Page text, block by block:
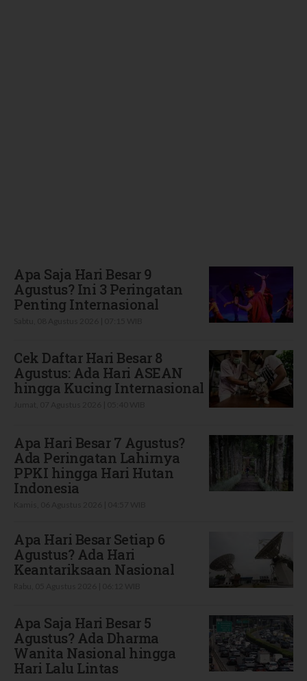
Apa Saja Hari Besar 9
Agustus? Ini 3 Peringatan
Penting Internasional
Cek Daftar Hari Besar 8
Agustus: Ada Hari ASEAN
hingga Kucing Internasional
Apa Hari Besar 7 Agustus?
Ada Peringatan Lahirnya
PPKI hingga Hari Hutan
Indonesia
Apa Hari Besar Setiap 6
Agustus? Ada Hari
Keantariksaan Nasional
Apa Saja Hari Besar 5
Agustus? Ada Dharma
Wanita Nasional hingga
Hari Lalu Lintas